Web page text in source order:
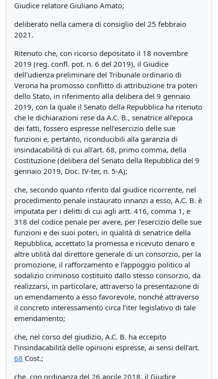
Giudice relatore Giuliano Amato;
deliberato nella camera di consiglio del 25 febbraio
2021.
Ritenuto che, con ricorso depositato il 18 novembre
2019 (reg. confl. pot. n. 6 del 2019), il Giudice
dell’udienza preliminare del Tribunale ordinario di
Verona ha promosso conflitto di attribuzione tra poteri
dello Stato, in riferimento alla delibera del 9 gennaio
2019, con la quale il Senato della Repubblica ha ritenuto
che le dichiarazioni rese da A.C. B., senatrice all’epoca
dei fatti, fossero espresse nell’esercizio delle sue
funzioni e, pertanto, riconducibili alla garanzia di
insindacabilità di cui all’art. 68, primo comma, della
Costituzione (delibera del Senato della Repubblica del 9
gennaio 2019, Doc. IV-ter, n. 5-A);
che, secondo quanto riferito dal giudice ricorrente, nel
procedimento penale instaurato innanzi a esso, A.C. B. è
imputata per i delitti di cui agli artt. 416, comma 1, e
318 del codice penale per avere, per l’esercizio delle sue
funzioni e dei suoi poteri, in qualità di senatrice della
Repubblica, accettato la promessa e ricevuto denaro e
altre utilità dal direttore generale di un consorzio, per la
promozione, il rafforzamento e l’appoggio politico al
sodalizio criminoso costituito dallo stesso consorzio, da
realizzarsi, in particolare, attraverso la presentazione di
un emendamento a esso favorevole, nonché attraverso
il concreto interessamento circa l’iter legislativo di tale
emendamento;
che, nel corso del giudizio, A.C. B. ha eccepito
l’insindacabilità delle opinioni espresse, ai sensi dell’art.
68 Cost.;
che, con ordinanza del 26 aprile 2018, il Giudice